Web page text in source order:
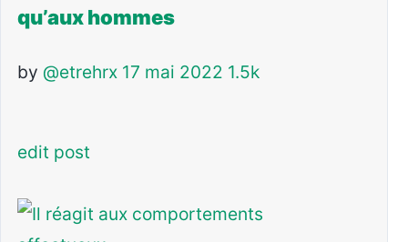
qu’aux hommes
by @etrehrx 17 mai 2022 1.5k
edit post